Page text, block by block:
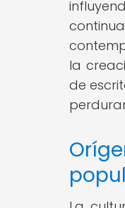
la
de